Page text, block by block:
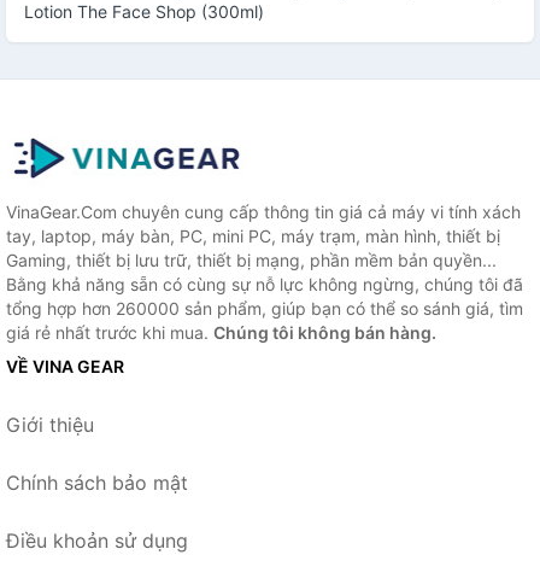
Lotion The Face Shop (300ml)
VinaGear.Com chuyên cung cấp thông tin giá cả máy vi tính xách
tay, laptop, máy bàn, PC, mini PC, máy trạm, màn hình, thiết bị
Gaming, thiết bị lưu trữ, thiết bị mạng, phần mềm bản quyền...
Bằng khả năng sẵn có cùng sự nỗ lực không ngừng, chúng tôi đã
tổng hợp hơn 260000 sản phẩm, giúp bạn có thể so sánh giá, tìm
giá rẻ nhất trước khi mua. Chúng tôi không bán hàng.
VỀ VINA GEAR
Giới thiệu
Chính sách bảo mật
Điều khoản sử dụng